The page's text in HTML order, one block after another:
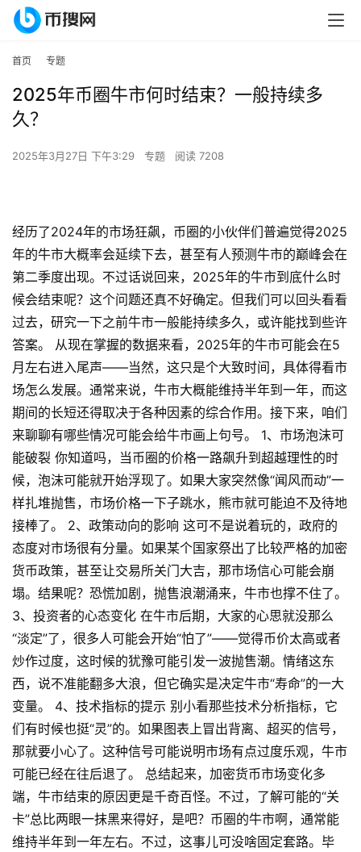
首页 专题
2025年币圈牛市何时结束？一般持续多
久？
2025年3月27日 下午3:29 专题 阅读 7208
经历了2024年的市场狂飙，币圈的小伙伴们普遍觉得2025
年的牛市大概率会延续下去，甚至有人预测牛市的巅峰会在
第二季度出现。不过话说回来，2025年的牛市到底什么时
候会结束呢？这个问题还真不好确定。但我们可以回头看看
过去，研究一下之前牛市一般能持续多久，或许能找到些许
答案。 从现在掌握的数据来看，2025年的牛市可能会在5
月左右进入尾声——当然，这只是个大致时间，具体得看市
场怎么发展。通常来说，牛市大概能维持半年到一年，而这
期间的长短还得取决于各种因素的综合作用。接下来，咱们
来聊聊有哪些情况可能会给牛市画上句号。 1、市场泡沫可
能破裂 你知道吗，当币圈的价格一路飙升到超越理性的时
候，泡沫可能就开始浮现了。如果大家突然像“闻风而动”一
样扎堆抛售，市场价格一下子跳水，熊市就可能迫不及待地
接棒了。 2、政策动向的影响 这可不是说着玩的，政府的
态度对市场很有分量。如果某个国家祭出了比较严格的加密
货币政策，甚至让交易所关门大吉，那市场信心可能会崩
塌。结果呢？恐慌加剧，抛售浪潮涌来，牛市也撑不住了。
3、投资者的心态变化 在牛市后期，大家的心思就没那么
“淡定”了，很多人可能会开始“怕了”——觉得币价太高或者
炒作过度，这时候的犹豫可能引发一波抛售潮。情绪这东
西，说不准能翻多大浪，但它确实是决定牛市“寿命”的一大
变量。 4、技术指标的提示 别小看那些技术分析指标，它
们有时候也挺“灵”的。如果图表上冒出背离、超买的信号，
那就要小心了。这种信号可能说明市场有点过度乐观，牛市
可能已经在往后退了。 总结起来，加密货币市场变化多
端，牛市结束的原因更是千奇百怪。不过，了解可能的“关
卡”总比两眼一抹黑来得好，是吧？币圈的牛市啊，通常能
维持半年到一年左右。不过，这事儿可没啥固定套路。毕